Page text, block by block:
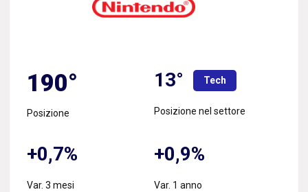
190°
Posizione
13° Tech
Posizione nel settore
+0,7%
Var. 3 mesi
+0,9%
Var. 1 anno